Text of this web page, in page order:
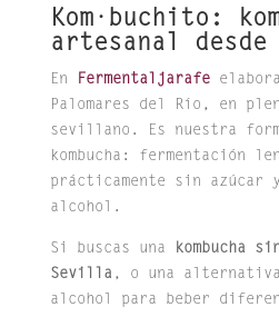
Kom·buchito:
artesanal
En Fermentaljarafe
Palomares del Río, en
sevillano. Es nuestra
kombucha: fermentación
prácticamente sin azúcar y
alcohol.
Si buscas una
kombucha
Sevilla , o una alternativa
alcohol para beber